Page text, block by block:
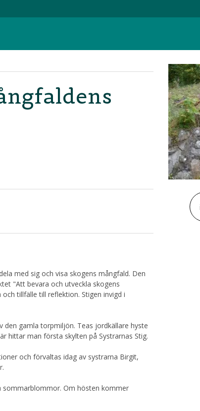
med sig och visa skogens mångfald. Den
"Att bevara och utveckla skogens
tillfälle till reflektion. Stigen invigd i
den gamla torpmiljön. Teas jordkällare hyste
hittar man första skylten på Systrarnas Stig.
och förvaltas idag av systrarna Birgit,
sommarblommor. Om hösten kommer